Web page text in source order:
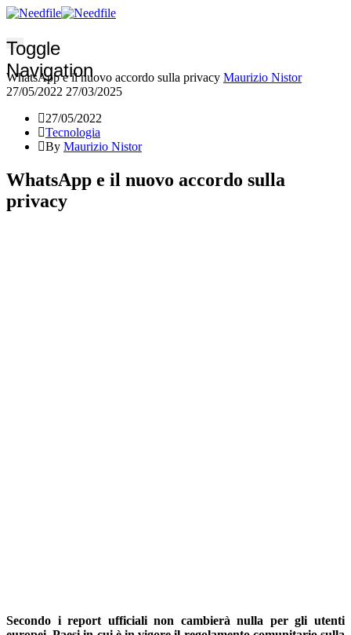
Toggle
Navigation
WhatsApp e il nuovo accordo sulla privacy Maurizio Nistor
27/05/2022 27/03/2025
27/05/2022
Tecnologia
By Maurizio Nistor
WhatsApp e il nuovo accordo sulla
privacy
Secondo i report ufficiali non cambierà nulla per gli utenti